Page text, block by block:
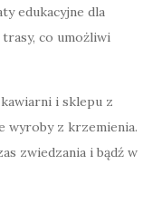
edukacyjne dla
trasy, co umożliwi
i sklepu z
wyroby z krzemienia.
zwiedzania i bądź w